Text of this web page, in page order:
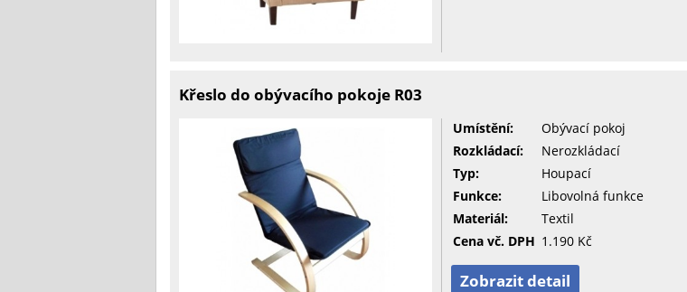
Křeslo do obývacího pokoje R03
Umístění:
Obývací pokoj
Rozkládací:
Nerozkládací
Typ:
Houpací
Funkce:
Libovolná funkce
Materiál:
Textil
Cena vč. DPH 1.190 Kč
Zobrazit detail